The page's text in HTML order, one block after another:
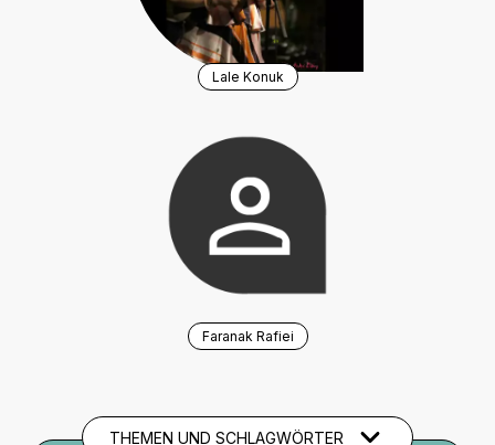
THEMEN UND SCHLAGWÖRTER
Lale Konuk
Faranak Rafiei